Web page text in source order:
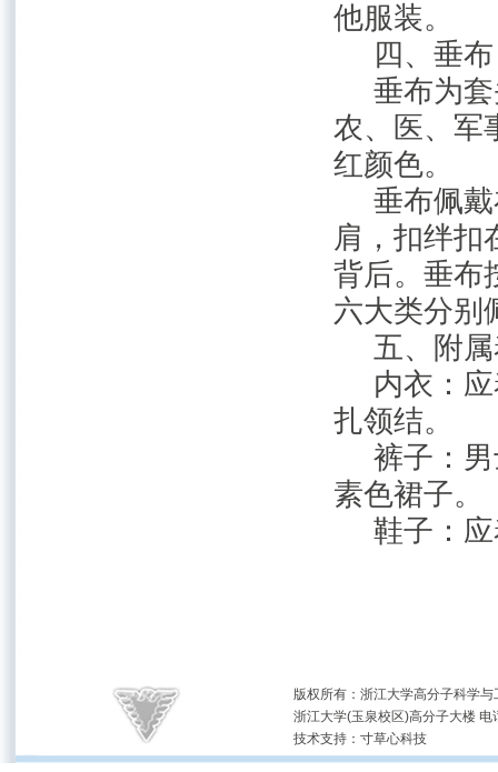
他服装。
四、垂布
垂布为
农、医、军
红颜色。
垂布佩
肩，扣绊扣
背后。垂布
六大类分别
五、附
内衣：
扎领结。
裤子：
素色裙子。
鞋子：
版权所有：浙江大学高分子科
浙江大学(玉泉校区)高分子大楼
技术支持： 寸草心科技